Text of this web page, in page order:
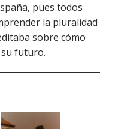
pues todos
la pluralidad
sobre cómo
futuro.